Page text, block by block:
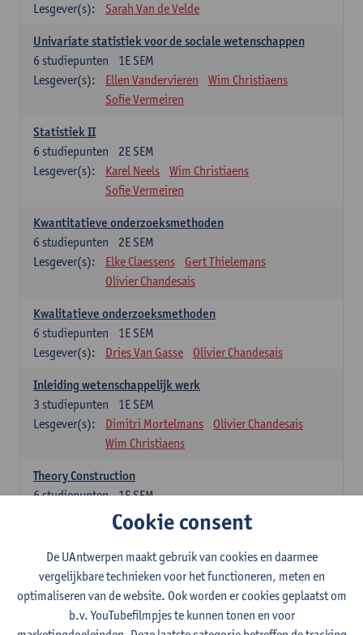
Lesgever(s):
Sarah Van de Velde
Univariate statistiek voor de sociale wetenschappen
1E SEM
6 studiepunten
Lesgever(s):
Ellen Vandervieren
Wim Christiaens
Sofie Vermeiren
Statistiek II
2E SEM
6 studiepunten
Lesgever(s):
Karel Neels
Wim Christiaens
Sofie Vermeiren
Kwantitatieve onderzoeksmethoden
2E SEM
6 studiepunten
Lesgever(s):
Elke Claessens
Gert Thielemans
Olivier Chandesais
Kwalitatieve onderzoeksmethoden
1E SEM
6 studiepunten
Lesgever(s):
Dries Van Gasse Olivier Chandesais
Inleiding wetenschappelijk werk
1E SEM
3 studiepunten
Lesgever(s):
Dimitri Mortelmans
Olivier Chandesais
Wim Christiaens
Theory Construction
1E SEM
6studiepunten
Reda Mahajar
Algemeen vormende opleidingsonderdelen (15
studiepunten)
Sociale ongelijkheid: klasse, gender, etniciteit
1E SEM
3
studiepunten
Cookie consent
De UAntwerpen maakt gebruik van cookies en daarmee
vergelijkbare technieken voor het functioneren, meten en
optimaliseren van de website. Ook worden er cookies geplaatst om
b.v. YouTubefilmpjes te kunnen tonen en voor